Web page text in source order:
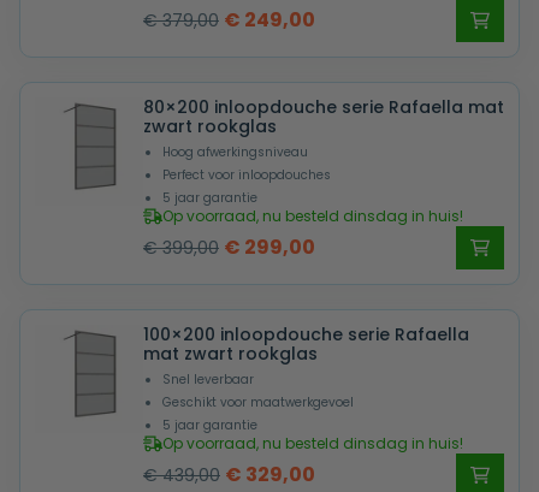
€379,00 Oorspronkelijke
was:
€ 379,00.
€ 249,00
is:
€ 249,00.
80×200 inloopdouche serie Rafaella mat
zwart rookglas
Hoog afwerkingsniveau
Perfect voor inloopdouches
5 jaar garantie
Op voorraad, nu besteld dinsdag in huis!
€399,00 Oorspronkelijke
was:
€ 399,00.
€ 299,00
is:
€ 299,00.
100×200 inloopdouche serie Rafaella
mat zwart rookglas
Snel leverbaar
Geschikt voor maatwerkgevoel
5 jaar garantie
Op voorraad, nu besteld dinsdag in huis!
€439,00 Oorspronkelijke
€ 329,00